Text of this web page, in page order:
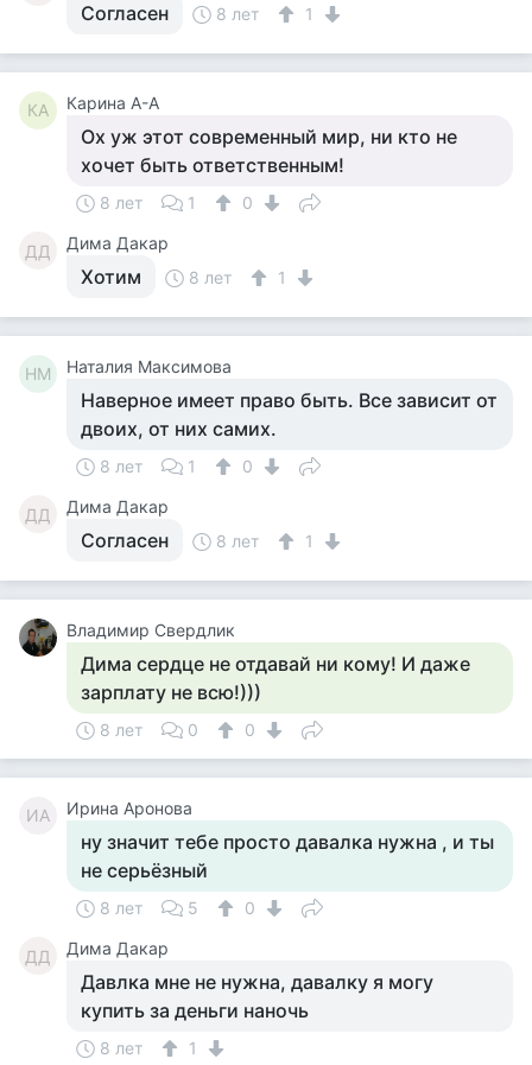
Согласен 8 лет 1
КА Карина А-А
Ох уж этот современный мир, ни кто не
хочет быть ответственным!
8 лет 1 0
ДД Дима Дакар
Хотим 8 лет 1
НМ Наталия Максимова
Наверное имеет право быть. Все зависит от
двоих, от них самих.
8 лет 1 0
ДД Дима Дакар
Согласен 8 лет 1
Владимир Свердлик
Дима сердце не отдавай ни кому! И даже
зарплату не всю!)))
8 лет 0 0
ИА Ирина Аронова
ну значит тебе просто давалка нужна , и ты
не серьёзный
8 лет 5 0
ДД Дима Дакар
Давлка мне не нужна, давалку я могу
купить за деньги наночь
8 лет 1